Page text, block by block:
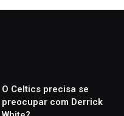
O Celtics precisa se
preocupar com Derrick